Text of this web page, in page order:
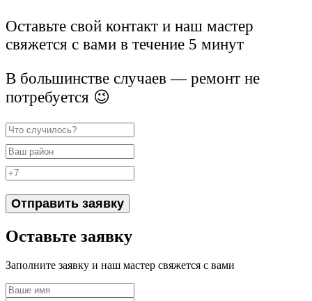
Оставьте свой контакт и наш мастер
свяжется с вами в течение 5 минут
В большинстве случаев — ремонт не
потребуется 😉
Отправить заявку
Оставьте заявку
Заполните заявку и наш мастер свяжется с вами